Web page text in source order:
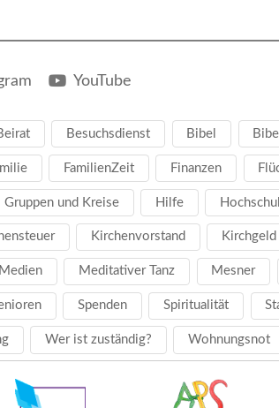
YouTube
Besuchsdienst Bibel
FamilienZeit Finanzen
Gruppen und Kreise Hilfe
Kirchenvorstand Kirchgeld
Medien Meditativer Tanz Mesner
Spenden Spiritualität
Wer ist zuständig? Wohnungsnot